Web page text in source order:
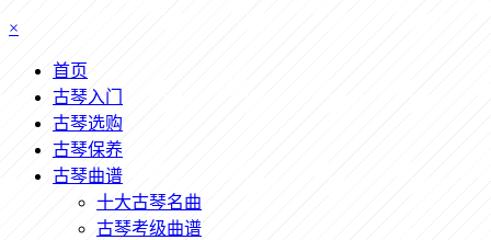
×
首页
古琴入门
古琴选购
古琴保养
古琴曲谱
十大古琴名曲
古琴考级曲谱